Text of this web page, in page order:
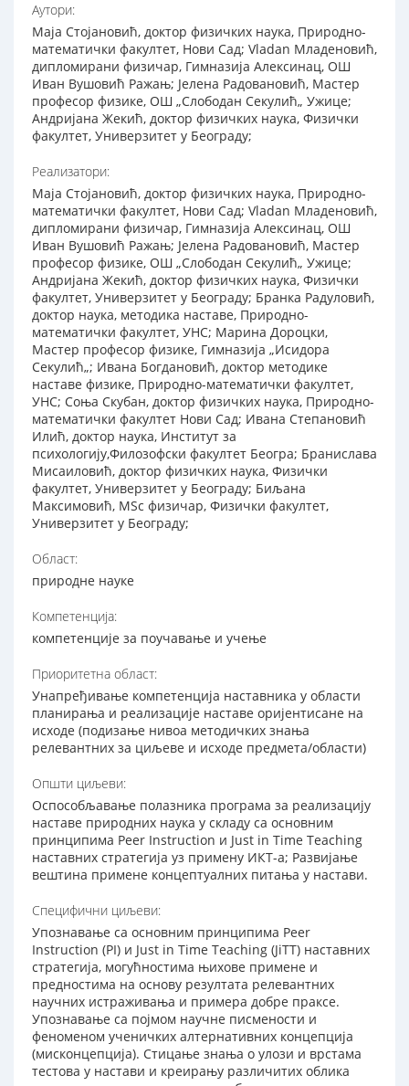
Аутори:
Maja Стојановић, доктор физичких наука, Природно-
математички факултет, Нови Сад; Vladan Младеновић,
дипломирани физичар, Гимназија Алексинац, ОШ
Иван Вушовић Ражањ; Јелена Радовановић, Мастер
професор физике, ОШ „Слободан Секулић„ Ужице;
Андријана Жекић, доктор физичких наука, Физички
факултет, Универзитет у Београду;
Реализатори:
Maja Стојановић, доктор физичких наука, Природно-
математички факултет, Нови Сад; Vladan Младеновић,
дипломирани физичар, Гимназија Алексинац, ОШ
Иван Вушовић Ражањ; Јелена Радовановић, Мастер
професор физике, ОШ „Слободан Секулић„ Ужице;
Андријана Жекић, доктор физичких наука, Физички
факултет, Универзитет у Београду; Бранка Радуловић,
доктор наука, методика наставе, Природно-
математички факултет, УНС; Марина Дороцки,
Мастер професор физике, Гимназија „Исидора
Секулић„; Ивана Богдановић, доктор методике
наставе физике, Природно-математички факултет,
УНС; Соња Скубан, доктор физичких наука, Природно-
математички факултет Нови Сад; Ивана Степановић
Илић, доктор наука, Институт за
психологију,Филозофски факултет Београ; Бранислава
Мисаиловић, доктор физичких наука, Физички
факултет, Универзитет у Београду; Биљана
Максимовић, MSc физичар, Физички факултет,
Универзитет у Београду;
Област:
природне науке
Компетенција:
компетенције за поучавање и учење
Приоритетна област:
Унапређивање компетенција наставника у области
планирања и реализације наставе оријентисане на
исходе (подизање нивоа методичких знања
релевантних за циљеве и исходе предмета/области)
Општи циљеви:
Оспособљавање полазника програма за реализацију
наставе природних наука у складу са основним
принципима Peer Instruction и Just in Time Teaching
наставних стратегија уз примену ИКТ-а; Развијање
вештина примене концептуалних питања у настави.
Специфични циљеви:
Упознавање са основним принципима Peer
Instruction (PI) и Just in Time Teaching (JiTT) наставних
стратегија, могућностима њихове примене и
предностима на основу резултата релевантних
научних истраживања и примера добре праксе.
Упознавање са појмом научне писмености и
феноменом ученичких алтернативних концепција
(мисконцепција). Стицање знања о улози и врстама
тестова у настави и креирању различитих облика